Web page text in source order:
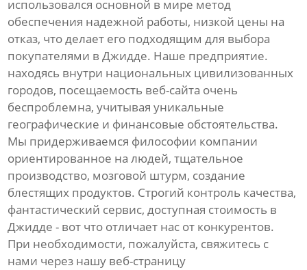
использовался основной в мире метод
обеспечения надежной работы, низкой цены на
отказ, что делает его подходящим для выбора
покупателями в Джидде. Наше предприятие.
находясь внутри национальных цивилизованных
городов, посещаемость веб-сайта очень
беспроблемна, учитывая уникальные
географические и финансовые обстоятельства.
Мы придерживаемся философии компании
ориентированное на людей, тщательное
производство, мозговой штурм, создание
блестящих продуктов. Строгий контроль качества,
фантастический сервис, доступная стоимость в
Джидде - вот что отличает нас от конкурентов.
При необходимости, пожалуйста, свяжитесь с
нами через нашу веб-страницу